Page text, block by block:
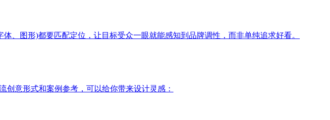
图形)都要匹配定位，让目标受众一眼就能感知到品牌调性，而非单纯追求好看。
意形式和案例参考，可以给你带来设计灵感：